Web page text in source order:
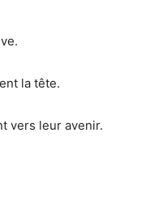
la tête.
vers leur avenir.